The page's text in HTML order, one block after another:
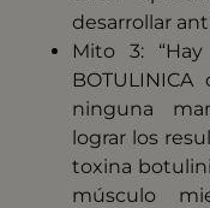
desarrollar
Mito 3:
ninguna
lograr los
toxina
músculo